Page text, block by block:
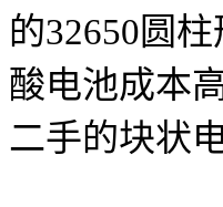
的32650圆
酸电池成本
二手的块状电